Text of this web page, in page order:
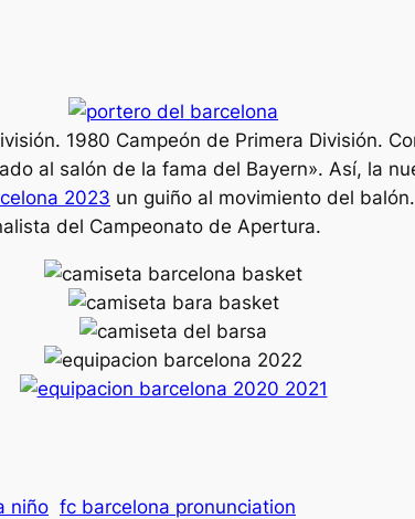
1980 Campeón de Primera División.
al salón de la fama del Bayern». Así, la
2023 un guiño al movimiento del
del Campeonato de Apertura.
niño fc barcelona pronunciation